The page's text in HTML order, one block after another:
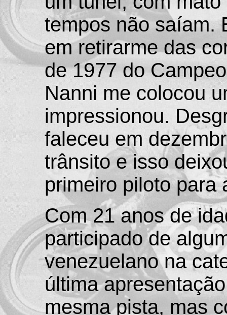
tempos não saíam.
em retirarme das
de 1977 do
Nanni me colocou
impressionou.
faleceu em
trânsito e isso
primeiro piloto para
Com 21 anos de
participado de
venezuelano na
última
mesma pista, mas